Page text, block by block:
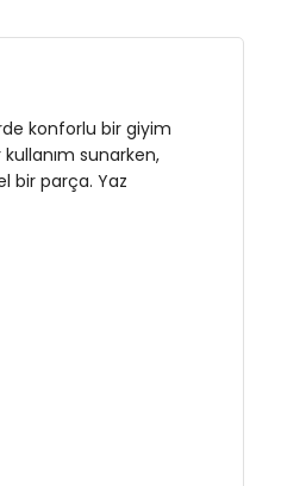
konforlu bir giyim
sunarken,
bir parça. Yaz